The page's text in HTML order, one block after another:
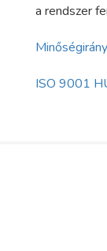
a rendszer
ISO 9001